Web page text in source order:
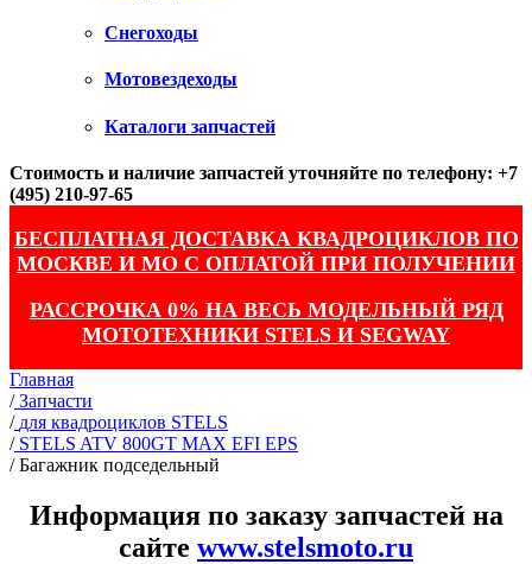
Снегоходы
Мотовездеходы
Каталоги запчастей
Стоимость и наличие запчастей уточняйте по телефону: +7
(495) 210-97-65
БЕСПЛАТНАЯ ДОСТАВКА КВАДРОЦИКЛОВ ПО
МОСКВЕ И МО С ОПЛАТОЙ ПРИ ПОЛУЧЕНИИ
РАССРОЧКА 0% НА ВЕСЬ МОДЕЛЬНЫЙ РЯД
МОТОТЕХНИКИ STELS И SEGWAY
Главная
/ Запчасти
/ для квадроциклов STELS
/ STELS ATV 800GT MAX EFI EPS
/Багажник подседельный
Информация по заказу запчастей на
сайте www.stelsmoto.ru